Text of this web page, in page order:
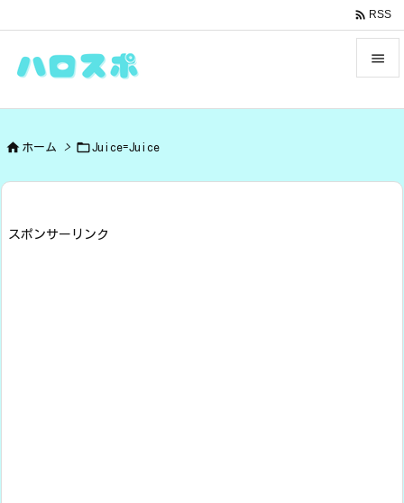


 RSS
 ホーム > Juice=Juice
スポンサーリンク